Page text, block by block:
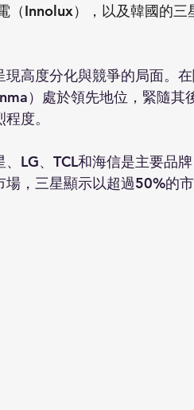
（Innolux），以及韓國的三
高度分化與競爭的局面。
）處於領先地位，緊隨
度。
LG、TCL和海信是主要品
場，三星顯示以超過50%的